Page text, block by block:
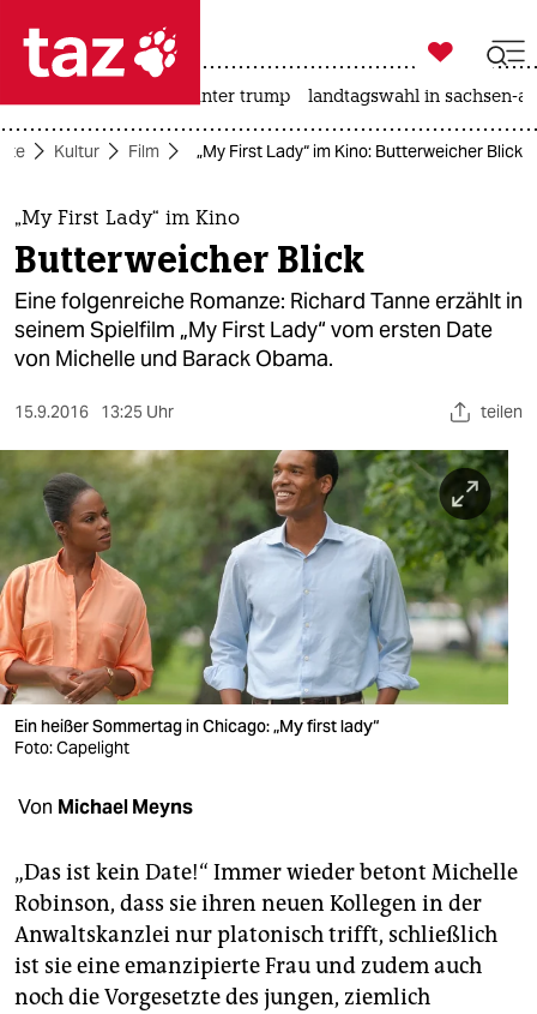
 taz zahl ich
taz zahl ich
themen
politik
öko
sport
berlin
nord
wahrheit
verlag
verlag
veranstaltungen
fragen & hilfe
unterstützen
abo

taz zahl ich
usa unter trump landtagswahl in sachsen-
Kultur Film „My First Lady“ im Kino: Butterweicher Blick
„My First Lady“ im Kino
Butterweicher Blick
Eine folgenreiche Romanze: Richard Tanne erzählt in
seinem Spielfilm „My First Lady“ vom ersten Date
von Michelle und Barack Obama.
15.9.2016 13:25 Uhr teilen
Ein heißer Sommertag in Chicago: „My first lady“
Foto: Capelight
Von Michael Meyns
„Das ist kein Date!“ Immer wieder betont Michelle
Robinson, dass sie ihren neuen Kollegen in der
Anwaltskanzlei nur platonisch trifft, schließlich
ist sie eine emanzipierte Frau und zudem auch
noch die Vorgesetzte des jungen, ziemlich